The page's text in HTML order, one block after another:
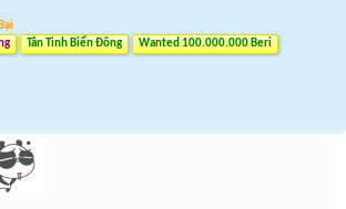
Tân Tinh Biển Đông Wanted 100.000.000 Beri